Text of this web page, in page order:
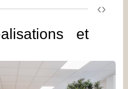
‹›
et